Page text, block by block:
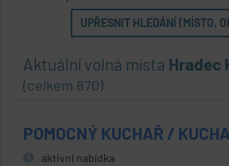
UPŘESNIT HLEDÁNÍ (MÍSTO,
Aktuální volná místa Hradec
(celkem 870)
POMOCNÝ KUCHAŘ /
aktivní nabídka